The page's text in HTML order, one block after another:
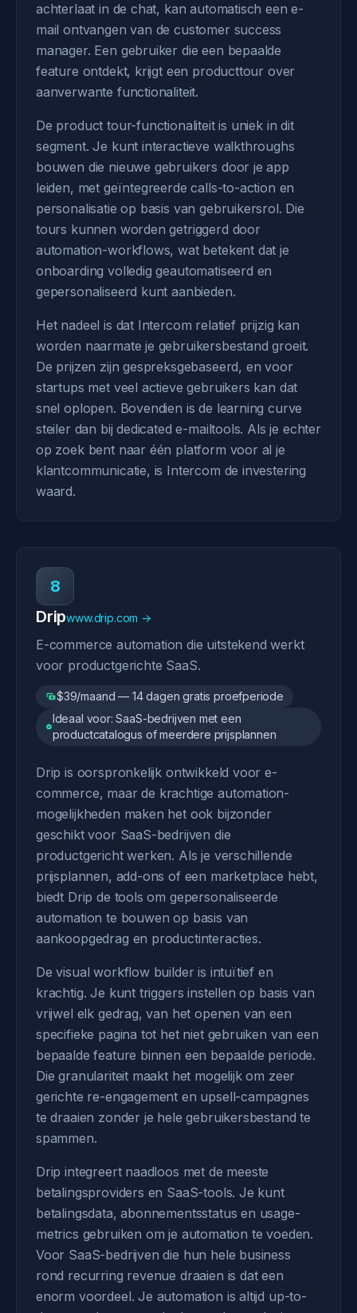
achterlaat in de chat, kan automatisch een e-
mail ontvangen van de customer success
manager. Een gebruiker die een bepaalde
feature ontdekt, krijgt een producttour over
aanverwante functionaliteit.
De product tour-functionaliteit is uniek in dit
segment. Je kunt interactieve walkthroughs
bouwen die nieuwe gebruikers door je app
leiden, met geïntegreerde calls-to-action en
personalisatie op basis van gebruikersrol. Die
tours kunnen worden getriggerd door
automation-workflows, wat betekent dat je
onboarding volledig geautomatiseerd en
gepersonaliseerd kunt aanbieden.
Het nadeel is dat Intercom relatief prijzig kan
worden naarmate je gebruikersbestand groeit.
De prijzen zijn gespreksgebaseerd, en voor
startups met veel actieve gebruikers kan dat
snel oplopen. Bovendien is de learning curve
steiler dan bij dedicated e-mailtools. Als je echter
op zoek bent naar één platform voor al je
klantcommunicatie, is Intercom de investering
waard.
8
Dripwww.drip.com →
E-commerce automation die uitstekend werkt
voor productgerichte SaaS.
$39/maand — 14 dagen gratis proefperiode
Ideaal voor: SaaS-bedrijven met een
productcatalogus of meerdere prijsplannen
Drip is oorspronkelijk ontwikkeld voor e-
commerce, maar de krachtige automation-
mogelijkheden maken het ook bijzonder
geschikt voor SaaS-bedrijven die
productgericht werken. Als je verschillende
prijsplannen, add-ons of een marketplace hebt,
biedt Drip de tools om gepersonaliseerde
automation te bouwen op basis van
aankoopgedrag en productinteracties.
De visual workflow builder is intuïtief en
krachtig. Je kunt triggers instellen op basis van
vrijwel elk gedrag, van het openen van een
specifieke pagina tot het niet gebruiken van een
bepaalde feature binnen een bepaalde periode.
Die granulariteit maakt het mogelijk om zeer
gerichte re-engagement en upsell-campagnes
te draaien zonder je hele gebruikersbestand te
spammen.
Drip integreert naadloos met de meeste
betalingsproviders en SaaS-tools. Je kunt
betalingsdata, abonnementsstatus en usage-
metrics gebruiken om je automation te voeden.
Voor SaaS-bedrijven die hun hele business
rond recurring revenue draaien is dat een
enorm voordeel. Je automation is altijd up-to-